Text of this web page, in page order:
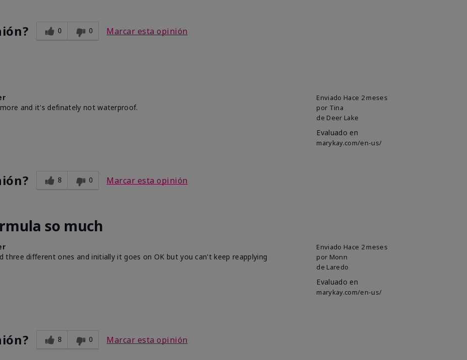
0 0 Marcar esta opinión
Enviado Hace 2 meses
por Tina
de Deer Lake
Evaluado en
marykay.com/en-us/
and it's definately not waterproof.
8 0 Marcar esta opinión
so much
Enviado Hace 2 meses
por Monn
de Laredo
Evaluado en
marykay.com/en-us/
different ones and initially it goes on OK but you can't keep reapplying
8 0 Marcar esta opinión